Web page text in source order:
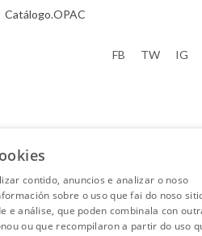
Catálogo.OPAC
FB TW IG
contido, anuncios e analizar o noso
sobre o uso que fai do noso
e análise, que poden combinala con
ou que recompilaron a partir do uso